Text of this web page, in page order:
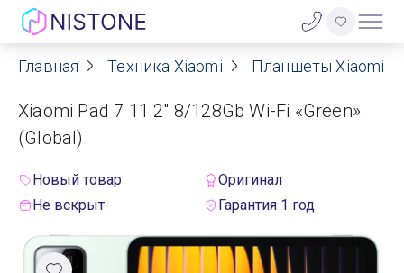
Акции
О нас
Договор оферты
Реквизиты
Главная Техника Xiaomi Планшеты Xiaomi
Xiaomi Pad 7 11.2" 8/128Gb Wi-Fi «Green»
(Global)
Новый товар
Оригинал
Не вскрыт
Гарантия 1 год